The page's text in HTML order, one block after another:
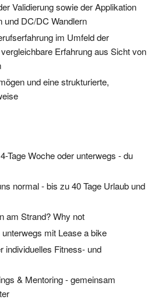
Validierung sowie der Applikation
und DC/DC Wandlern
im Umfeld der
Erfahrung aus Sicht von
und eine strukturierte,
Tage Woche oder unterwegs - du
normal - bis zu 40 Tage Urlaub und
am Strand? Why not
mit Lease a bike
individuelles Fitness- und
& Mentoring - gemeinsam